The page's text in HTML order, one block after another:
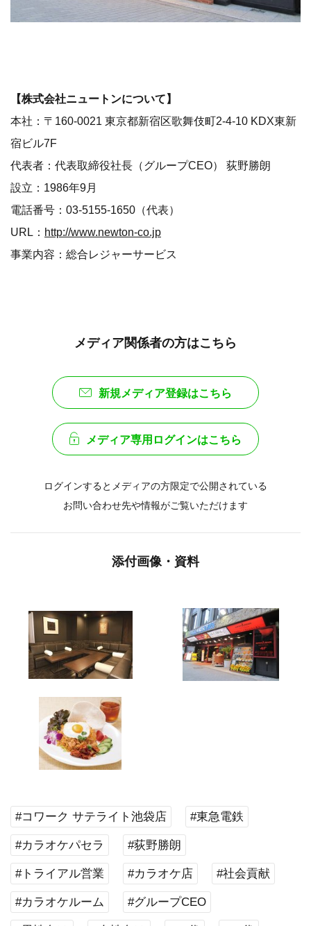
【株式会社ニュートンについて】
本社：〒160-0021 東京都新宿区歌舞伎町2-4-10 KDX東新
宿ビル7F
代表者：代表取締役社長（グループCEO） 荻野勝朗
設立：1986年9月
電話番号：03-5155-1650（代表）
URL： http://www.newton-co.jp
事業内容：総合レジャーサービス
メディア関係者の方はこちら
新規メディア登録はこちら
メディア専用ログインはこちら
ログインするとメディアの方限定で公開されている
お問い合わせ先や情報がご覧いただけます
添付画像・資料
#コワーク サテライト池袋店 #東急電鉄
#カラオケパセラ #荻野勝朗
#トライアル営業 #カラオケ店 #社会貢献
#カラオケルーム #グループCEO